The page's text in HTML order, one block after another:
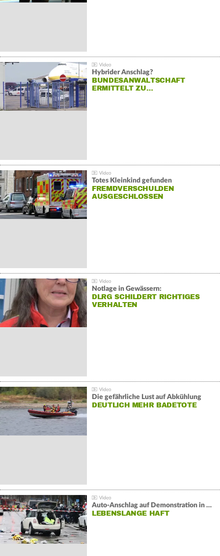
Hybrider Anschlag?
BUNDESANWALTSCHAFT
ERMITTELT ZU…
Totes Kleinkind gefunden
FREMDVERSCHULDEN
AUSGESCHLOSSEN
Notlage in Gewässern:
DLRG SCHILDERT RICHTIGES
VERHALTEN
Die gefährliche Lust auf Abkühlung
DEUTLICH MEHR BADETOTE
Auto-Anschlag auf Demonstration in München:
LEBENSLANGE HAFT